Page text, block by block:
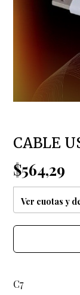
CABLE
$564,29
Ver cuotas y
C7